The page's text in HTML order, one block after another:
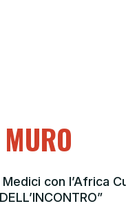
con l’Africa